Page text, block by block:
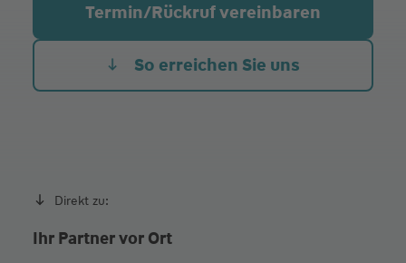
und nach Vereinbarung
Termin/Rückruf vereinbaren
So erreichen Sie uns
Direkt zu:
Ihr Partner vor Ort